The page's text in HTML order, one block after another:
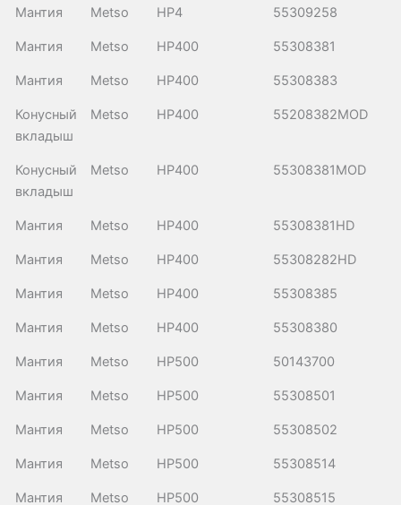
Мантия Metso HP4 55309258
Мантия Metso HP400 55308381
Мантия Metso HP400 55308383
Конусный
вкладыш
Metso HP400 55208382MOD
Конусный
вкладыш
Metso HP400 55308381MOD
Мантия Metso HP400 55308381HD
Мантия Metso HP400 55308282HD
Мантия Metso HP400 55308385
Мантия Metso HP400 55308380
Мантия Metso HP500 50143700
Мантия Metso HP500 55308501
Мантия Metso HP500 55308502
Мантия Metso HP500 55308514
Мантия Metso HP500 55308515